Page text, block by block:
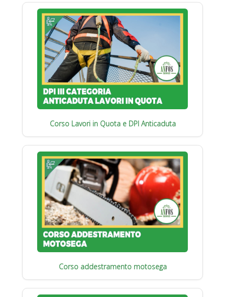
Corso Lavori in Quota e DPI Anticaduta
Corso addestramento motosega